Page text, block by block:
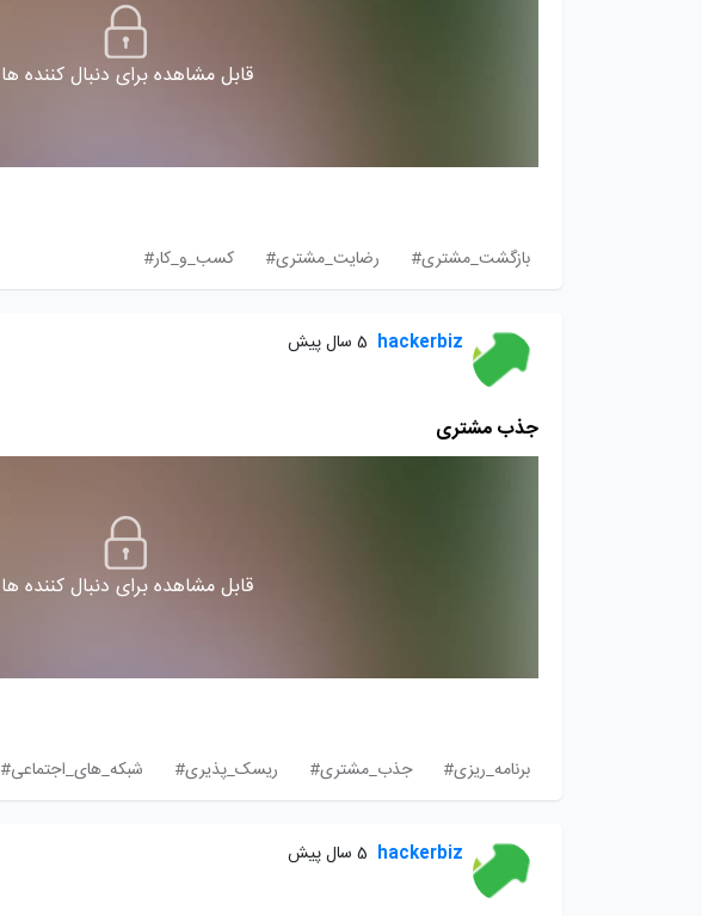
قابل مشاهده برای دنبال کننده ها
بازگشت_مشتری#
رضایت_مشتری# کسب_و_کار#
hackerbiz 5 سال پیش
جذب مشتری
قابل مشاهده برای دنبال کننده ها
برنامه_ریزی#
جذب_مشتری# ریسک_پذیری# شبکه_های_اجتماعی#
hackerbiz 5 سال پیش